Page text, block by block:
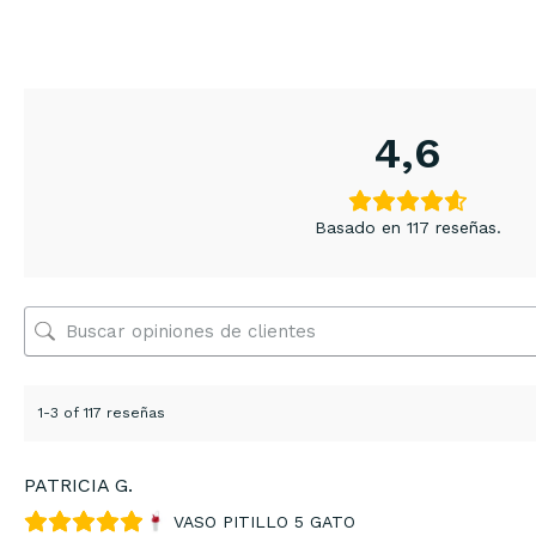
4,6
Basado en 117 reseñas.
1-3 of 117 reseñas
PATRICIA G.
VASO PITILLO 5 GATO